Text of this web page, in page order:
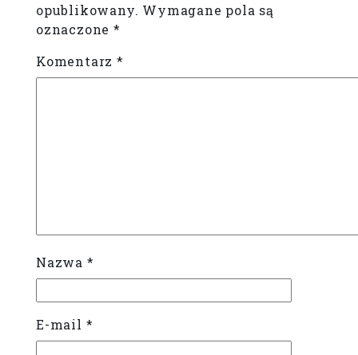
opublikowany. Wymagane pola są
oznaczone*
Komentarz*
Nazwa *
E-mail *